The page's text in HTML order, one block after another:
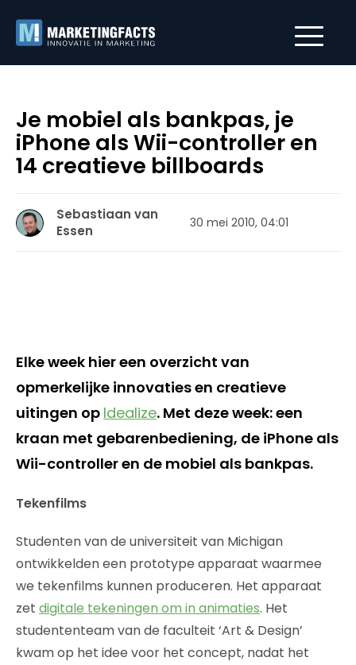
Je mobiel als bankpas, je
iPhone als Wii-controller en
14 creatieve billboards
Sebastiaan van
Essen
30 mei 2010, 04:01
Elke week hier een overzicht van
opmerkelijke innovaties en creatieve
uitingen op Idealize. Met deze week: een
kraan met gebarenbediening, de iPhone als
Wii-controller en de mobiel als bankpas.
Tekenfilms
Studenten van de universiteit van Michigan
ontwikkelden een prototype apparaat waarmee
we tekenfilms kunnen produceren. Het apparaat
zet digitale tekeningen om in animaties. Het
studententeam van de faculteit ‘Art & Design’
kwam op het idee voor het concept, nadat het